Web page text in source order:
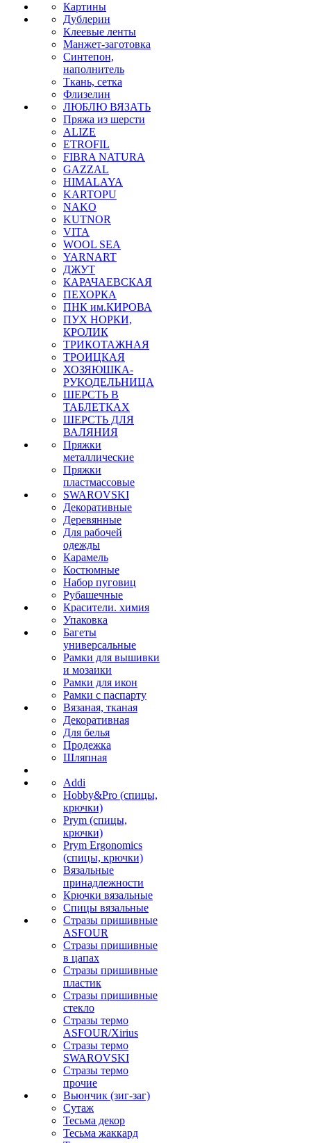
Картины
Дублерин
Клеевые ленты
Манжет-заготовка
Синтепон,
наполнитель
Ткань, сетка
Флизелин
ЛЮБЛЮ ВЯЗАТЬ
Пряжа из шерсти
ALIZE
ETROFIL
FIBRA NATURA
GAZZAL
HIMALAYA
KARTOPU
NAKO
KUTNOR
VITA
WOOL SEA
YARNART
ДЖУТ
КАРАЧАЕВСКАЯ
ПЕХОРКА
ПНК им.КИРОВА
ПУХ НОРКИ,
КРОЛИК
ТРИКОТАЖНАЯ
ТРОИЦКАЯ
ХОЗЯЮШКА-
РУКОДЕЛЬНИЦА
ШЕРСТЬ В
ТАБЛЕТКАХ
ШЕРСТЬ ДЛЯ
ВАЛЯНИЯ
Пряжки
металлические
Пряжки
пластмассовые
SWAROVSKI
Декоративные
Деревянные
Для рабочей
одежды
Карамель
Костюмные
Набор пуговиц
Рубашечные
Красители. химия
Упаковка
Багеты
универсальные
Рамки для вышивки
и мозаики
Рамки для икон
Рамки с паспарту
Вязаная, тканая
Декоративная
Для белья
Продежка
Шляпная
Addi
Hobby&Pro (спицы,
крючки)
Prym (спицы,
крючки)
Prym Ergonomics
(спицы, крючки)
Вязальные
принадлежности
Крючки вязальные
Спицы вязальные
Стразы пришивные
ASFOUR
Стразы пришивные
в цапах
Стразы пришивные
пластик
Стразы пришивные
стекло
Стразы термо
ASFOUR/Xirius
Стразы термо
SWAROVSKI
Стразы термо
прочие
Вьюнчик (зиг-заг)
Сутаж
Тесьма декор
Тесьма жаккард